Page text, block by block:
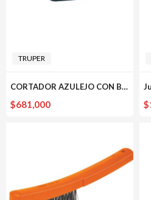
TRUPER
CORTADOR AZULEJO CON BALEROS 60 CM MALET?N TRUPER EXPERT
$681,000 $